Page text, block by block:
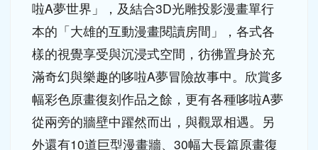
本的「大雄的互動漫畫閱讀房間」，各式各
樣的視覺享受與沉浸式空間，彷彿置身於充
滿奇幻與樂趣的哆啦A夢冒險故事中。欣賞多
幅彩色原畫復刻作品之餘，更有各種哆啦A夢
從兩旁的牆壁中躍然而出，與觀眾相遇。另
外還有10道巨型漫畫牆、30幅大長篇原畫復
刻作品及7個立體雕塑，精彩呈現10部哆啦A